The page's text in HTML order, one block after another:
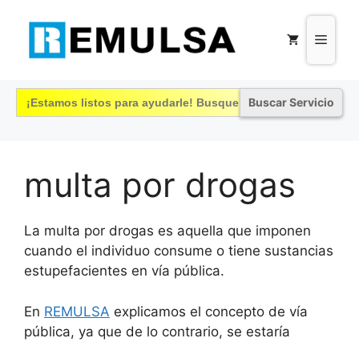
contenido
Menú
Buscar:
multa por drogas
La multa por drogas es aquella que imponen
cuando el individuo consume o tiene sustancias
estupefacientes en vía pública.
En REMULSA explicamos el concepto de vía
pública, ya que de lo contrario, se estaría